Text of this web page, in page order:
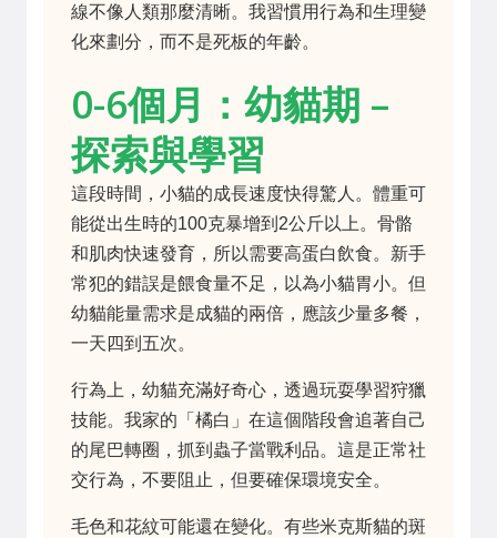
線不像人類那麼清晰。我習慣用行為和生理變
化來劃分，而不是死板的年齡。
0-6個月：幼貓期 –
探索與學習
這段時間，小貓的成長速度快得驚人。體重可
能從出生時的100克暴增到2公斤以上。骨骼
和肌肉快速發育，所以需要高蛋白飲食。新手
常犯的錯誤是餵食量不足，以為小貓胃小。但
幼貓能量需求是成貓的兩倍，應該少量多餐，
一天四到五次。
行為上，幼貓充滿好奇心，透過玩耍學習狩獵
技能。我家的「橘白」在這個階段會追著自己
的尾巴轉圈，抓到蟲子當戰利品。這是正常社
交行為，不要阻止，但要確保環境安全。
毛色和花紋可能還在變化。有些米克斯貓的斑